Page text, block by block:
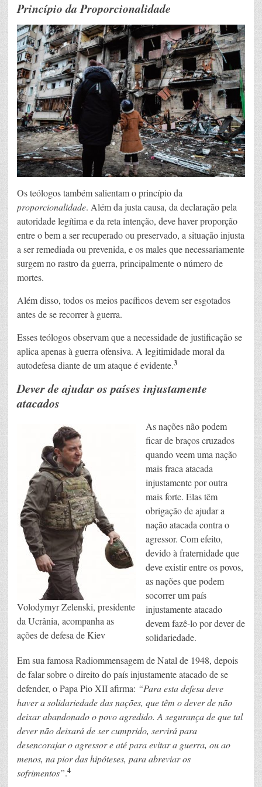
Princípio da Proporcionalidade
Os teólogos também salientam o princípio da
proporcionalidade. Além da justa causa, da declaração pela
autoridade legítima e da reta intenção, deve haver proporção
entre o bem a ser recuperado ou preservado, a situação injusta
a ser remediada ou prevenida, e os males que necessariamente
surgem no rastro da guerra, principalmente o número de
mortes.
Além disso, todos os meios pacíficos devem ser esgotados
antes de se recorrer à guerra.
Esses teólogos observam que a necessidade de justificação se
aplica apenas à guerra ofensiva. A legitimidade moral da
autodefesa diante de um ataque é evidente.3
Dever de ajudar os países injustamente
atacados
Volodymyr Zelenski, presidente
da Ucrânia, acompanha as
ações de defesa de Kiev
As nações não podem
ficar de braços cruzados
quando veem uma nação
mais fraca atacada
injustamente por outra
mais forte. Elas têm
obrigação de ajudar a
nação atacada contra o
agressor. Com efeito,
devido à fraternidade que
deve existir entre os povos,
as nações que podem
socorrer um país
injustamente atacado
devem fazê-lo por dever de
solidariedade.
Em sua famosa Radiommensagem de Natal de 1948, depois
de falar sobre o direito do país injustamente atacado de se
defender, o Papa Pio XII afirma: “Para esta defesa deve
haver a solidariedade das nações, que têm o dever de não
deixar abandonado o povo agredido. A segurança de que tal
dever não deixará de ser cumprido, servirá para
desencorajar o agressor e até para evitar a guerra, ou ao
menos, na pior das hipóteses, para abreviar os
sofrimentos”.4